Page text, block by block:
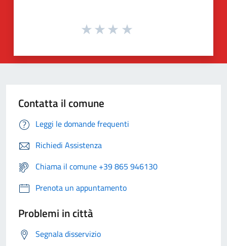
Contatta il comune
Leggi le domande frequenti
Richiedi Assistenza
Chiama il comune +39 865 946130
Prenota un appuntamento
Problemi in città
Segnala disservizio